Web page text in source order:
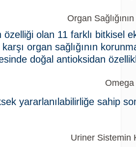
Organ
özelliği olan 11 farklı bitkisel
organ sağlığının
doğal antioksidan
Omega
yararlanılabilirliğe sahip
Uriner Sistemin